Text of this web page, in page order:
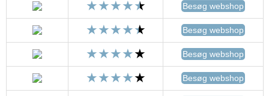
Besøg webshop
Besøg webshop
Besøg webshop
Besøg webshop